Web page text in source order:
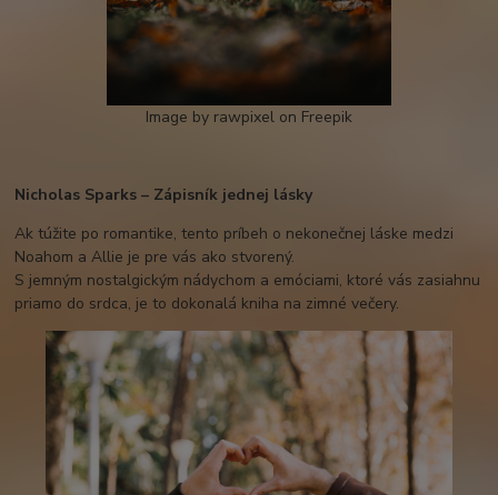
Image by rawpixel on Freepik
Nicholas Sparks – Zápisník jednej lásky
Ak túžite po romantike, tento príbeh o nekonečnej láske medzi
Noahom a Allie je pre vás ako stvorený.
S jemným nostalgickým nádychom a emóciami, ktoré vás zasiahnu
priamo do srdca, je to dokonalá kniha na zimné večery.